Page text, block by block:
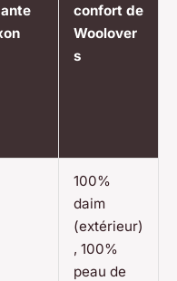
confort de
Woolover
s
100%
daim
(extérieur)
, 100%
peau de